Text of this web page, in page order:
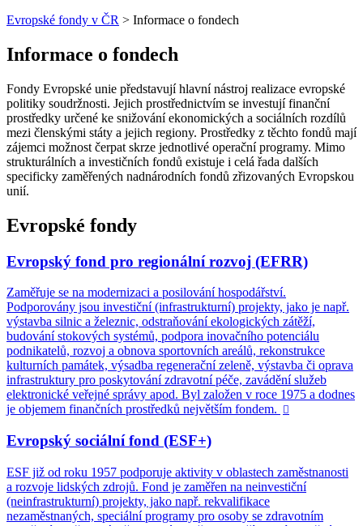
Evropské fondy v ČR > Informace o fondech
Informace o fondech
Fondy Evropské unie představují hlavní nástroj realizace evropské
politiky soudržnosti. Jejich prostřednictvím se investují finanční
prostředky určené ke snižování ekonomických a sociálních rozdílů
mezi členskými státy a jejich regiony. Prostředky z těchto fondů mají
zájemci možnost čerpat skrze jednotlivé operační programy. Mimo
strukturálních a investičních fondů existuje i celá řada dalších
specificky zaměřených nadnárodních fondů zřizovaných Evropskou
unií.
Evropské fondy
Evropský fond pro regionální rozvoj (EFRR)
Zaměřuje se na modernizaci a posilování hospodářství.
Podporovány jsou investiční (infrastrukturní) projekty, jako je např.
výstavba silnic a železnic, odstraňování ekologických zátěží,
budování stokových systémů, podpora inovačního potenciálu
podnikatelů, rozvoj a obnova sportovních areálů, rekonstrukce
kulturních památek, výsadba regenerační zeleně, výstavba či oprava
infrastruktury pro poskytování zdravotní péče, zavádění služeb
elektronické veřejné správy apod. Byl založen v roce 1975 a dodnes
je objemem finančních prostředků největším fondem.

Evropský sociální fond (ESF+)
ESF již od roku 1957 podporuje aktivity v oblastech zaměstnanosti
a rozvoje lidských zdrojů. Fond je zaměřen na neinvestiční
(neinfrastrukturní) projekty, jako např. rekvalifikace
nezaměstnaných, speciální programy pro osoby se zdravotním